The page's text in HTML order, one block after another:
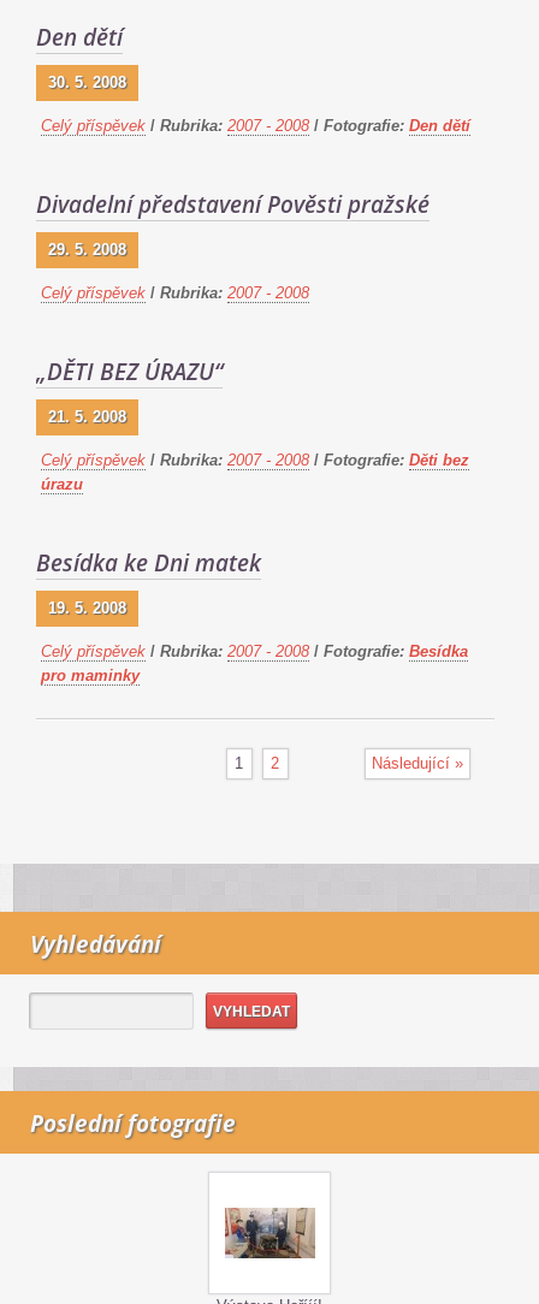
Den dětí
30. 5. 2008
Celý příspěvek / Rubrika: 2007 - 2008 / Fotografie: Den dětí
Divadelní představení Pověsti pražské
29. 5. 2008
Celý příspěvek / Rubrika: 2007 - 2008
„DĚTI BEZ ÚRAZU“
21. 5. 2008
Celý příspěvek / Rubrika: 2007 - 2008 / Fotografie: Děti bez
úrazu
Besídka ke Dni matek
19. 5. 2008
Celý příspěvek / Rubrika: 2007 - 2008 / Fotografie: Besídka
pro maminky
1 2 Následující »
Vyhledávání
Poslední fotografie